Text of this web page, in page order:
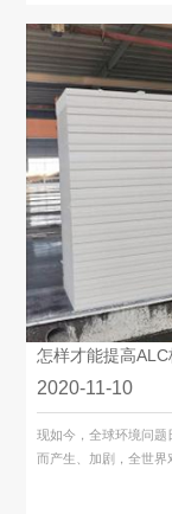
怎样才能提高
2020-11-10
现如今，全球环境问
而产生、加剧，全世